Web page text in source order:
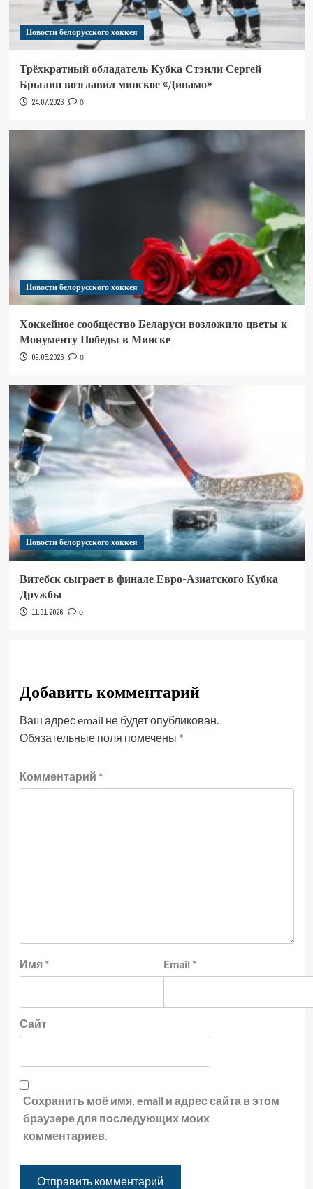
Новости белорусского хоккея
Трёхкратный обладатель Кубка Стэнли Сергей
Брылин возглавил минское «Динамо»
24.07.2026 0
Новости белорусского хоккея
Хоккейное сообщество Беларуси возложило цветы к
Монументу Победы в Минске
09.05.2026 0
Новости белорусского хоккея
Витебск сыграет в финале Евро-Азиатского Кубка
Дружбы
11.01.2026 0
Добавить комментарий
Ваш адрес email не будет опубликован.
Обязательные поля помечены *
Комментарий *
Имя * Email *
Сайт
Сохранить моё имя, email и адрес сайта в этом
браузере для последующих моих
комментариев.